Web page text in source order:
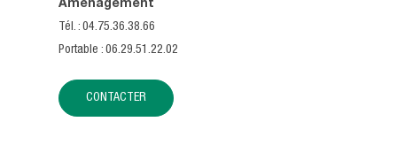
Aménagement
Tél. : 04.75.36.38.66
Portable : 06.29.51.22.02
CONTACTER